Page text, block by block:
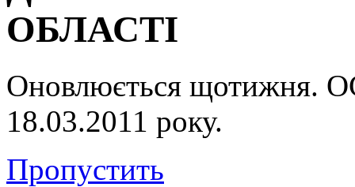
ОБЛАСТІ
Оновлюється
18.03.2011 року.
Пропустить